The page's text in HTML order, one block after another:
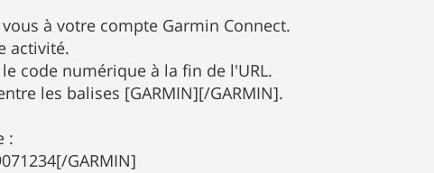
à votre compte Garmin Connect.
activité.
le code numérique à la fin de l'URL.
les balises [GARMIN][/GARMIN].
:
GARMIN]